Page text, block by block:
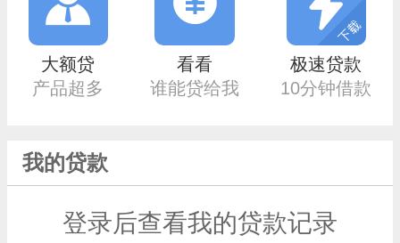
大额贷
产品超多
看看
谁能贷给我
极速贷款
10分钟借款
我的贷款
登录后查看我的贷款记录